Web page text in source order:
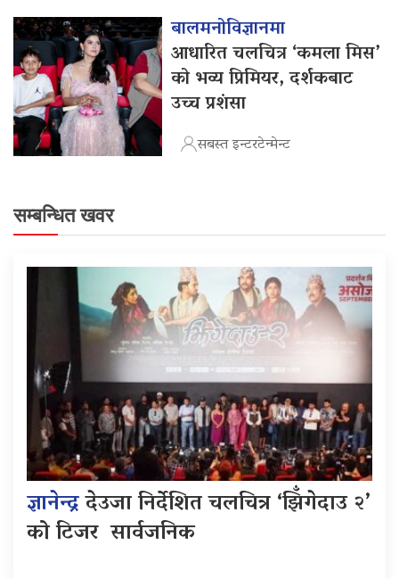
बालमनोविज्ञानमा
आधारित चलचित्र ‘कमला मिस’
को भव्य प्रिमियर, दर्शकबाट
उच्च प्रशंसा
सबस्त इन्टरटेन्मेन्ट
सम्बन्धित खवर
ज्ञानेन्द्रदेउजा निर्देशित चलचित्र ‘झिँगेदाउ २’
को टिजर सार्वजनिक